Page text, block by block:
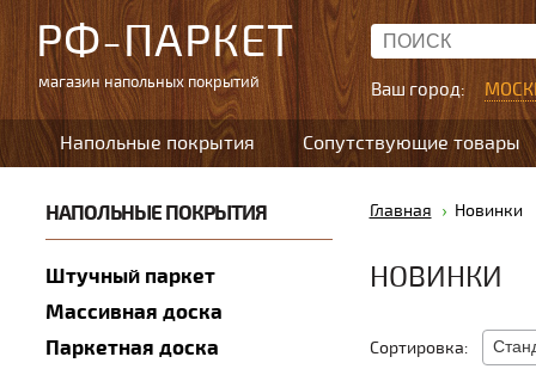
РФ-ПАРКЕТ
магазин напольных покрытий Ваш город:
Напольные покрытия Сопутствующие товары
НАПОЛЬНЫЕ ПОКРЫТИЯ
Штучный паркет
Массивная доска
Паркетная доска
Главная Новинки
НОВИНКИ
Сортировка: